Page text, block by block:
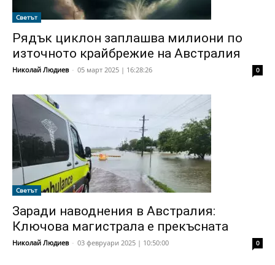
Светът
Рядък циклон заплашва милиони по
източното крайбрежие на Австралия
Николай Людиев - 05 март 2025 | 16:28:26 0
Светът
Заради наводнения в Австралия:
Ключова магистрала е прекъсната
Николай Людиев - 03 февруари 2025 | 10:50:00 0